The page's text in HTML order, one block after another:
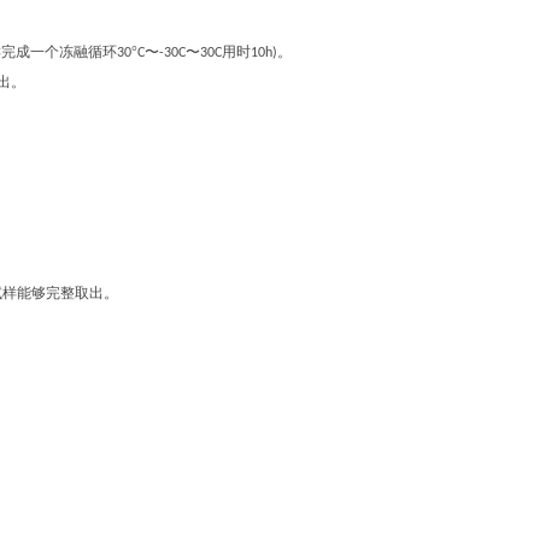
成一个冻融循环30°C〜-30C〜30C用时10h)。
。
能够完整取出。